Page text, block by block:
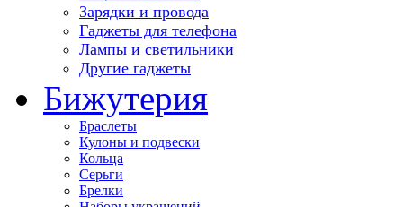
Зарядки и провода
Гаджеты для телефона
Лампы и светильники
Другие гаджеты
Бижутерия
Браслеты
Кулоны и подвески
Кольца
Серьги
Брелки